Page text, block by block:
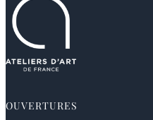
OUVERTURES